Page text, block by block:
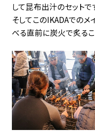
して昆布出汁のセットで
そしてこのIKADAでのメ
べる直前に炭火で炙るこ